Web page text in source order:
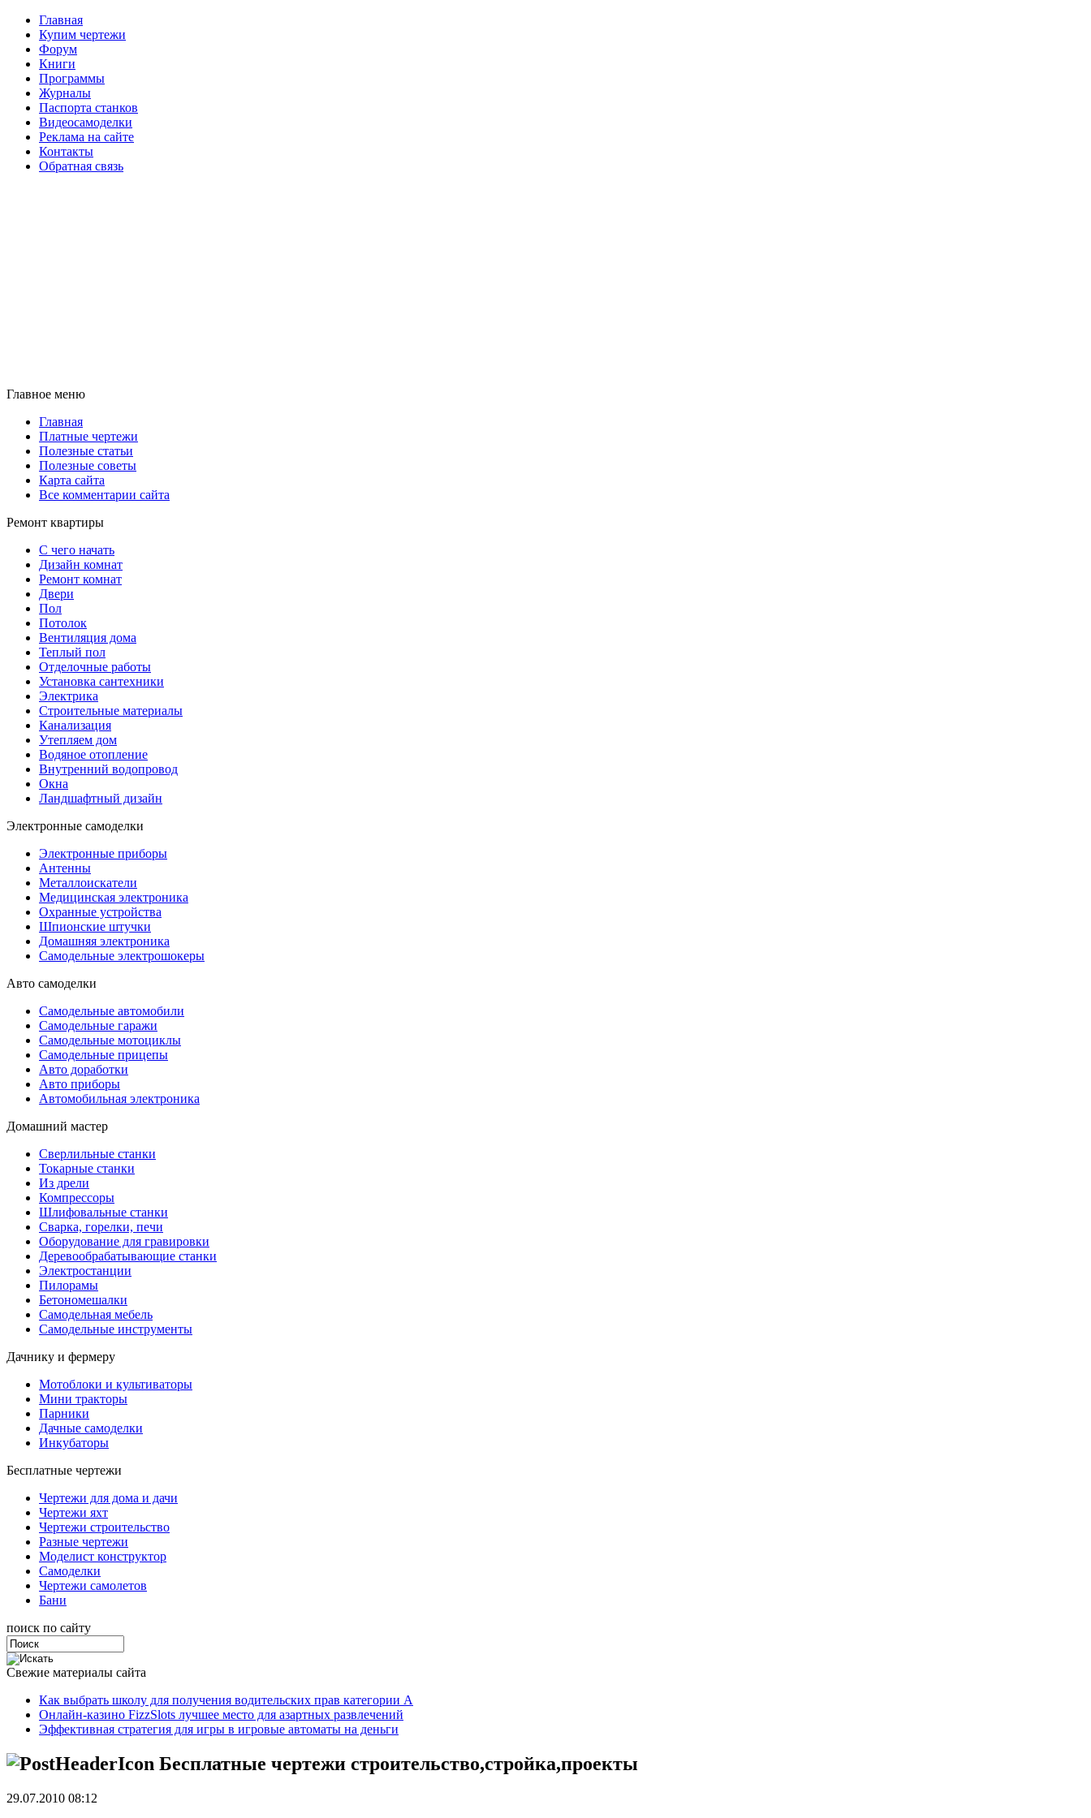
Главная
Купим чертежи
Форум
Книги
Программы
Журналы
Паспорта станков
Видеосамоделки
Реклама на сайте
Контакты
Обратная связь
Главное меню
Главная
Платные чертежи
Полезные статьи
Полезные советы
Карта сайта
Все комментарии сайта
Ремонт квартиры
С чего начать
Дизайн комнат
Ремонт комнат
Двери
Пол
Потолок
Вентиляция дома
Теплый пол
Отделочные работы
Установка сантехники
Электрика
Строительные материалы
Канализация
Утепляем дом
Водяное отопление
Внутренний водопровод
Окна
Ландшафтный дизайн
Электронные самоделки
Электронные приборы
Антенны
Металлоискатели
Медицинская электроника
Охранные устройства
Шпионские штучки
Домашняя электроника
Самодельные электрошокеры
Авто самоделки
Самодельные автомобили
Самодельные гаражи
Самодельные мотоциклы
Самодельные прицепы
Авто доработки
Авто приборы
Автомобильная электроника
Домашний мастер
Сверлильные станки
Токарные станки
Из дрели
Компрессоры
Шлифовальные станки
Сварка, горелки, печи
Оборудование для гравировки
Деревообрабатывающие станки
Электростанции
Пилорамы
Бетономешалки
Самодельная мебель
Самодельные инструменты
Дачнику и фермеру
Мотоблоки и культиваторы
Мини тракторы
Парники
Дачные самоделки
Инкубаторы
Бесплатные чертежи
Чертежи для дома и дачи
Чертежи яхт
Чертежи строительство
Разные чертежи
Моделист конструктор
Самоделки
Чертежи самолетов
Бани
поиск по сайту
Свежие материалы сайта
Как выбрать школу для получения водительских прав категории А
Онлайн-казино FizzSlots лучшее место для азартных развлечений
Эффективная стратегия для игры в игровые автоматы на деньги
Бесплатные чертежи строительство,стройка,проекты
29.07.2010 08:12